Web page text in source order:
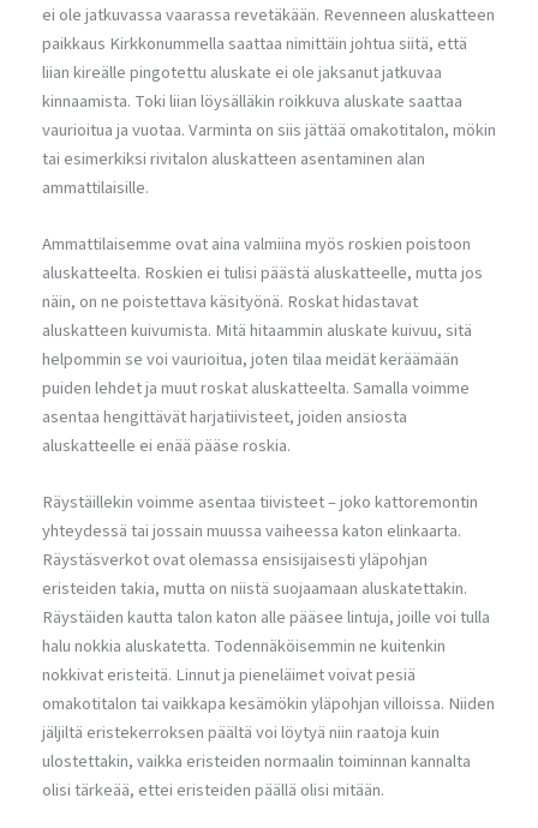
ei ole jatkuvassa vaarassa revetäkään. Revenneen aluskatteen
paikkaus Kirkkonummella saattaa nimittäin johtua siitä, että
liian kireälle pingotettu aluskate ei ole jaksanut jatkuvaa
kinnaamista. Toki liian löysälläkin roikkuva aluskate saattaa
vaurioitua ja vuotaa. Varminta on siis jättää omakotitalon, mökin
tai esimerkiksi rivitalon aluskatteen asentaminen alan
ammattilaisille.
Ammattilaisemme ovat aina valmiina myös roskien poistoon
aluskatteelta. Roskien ei tulisi päästä aluskatteelle, mutta jos
näin, on ne poistettava käsityönä. Roskat hidastavat
aluskatteen kuivumista. Mitä hitaammin aluskate kuivuu, sitä
helpommin se voi vaurioitua, joten tilaa meidät keräämään
puiden lehdet ja muut roskat aluskatteelta. Samalla voimme
asentaa hengittävät harjatiivisteet, joiden ansiosta
aluskatteelle ei enää pääse roskia.
Räystäillekin voimme asentaa tiivisteet – joko kattoremontin
yhteydessä tai jossain muussa vaiheessa katon elinkaarta.
Räystäsverkot ovat olemassa ensisijaisesti yläpohjan
eristeiden takia, mutta on niistä suojaamaan aluskatettakin.
Räystäiden kautta talon katon alle pääsee lintuja, joille voi tulla
halu nokkia aluskatetta. Todennäköisemmin ne kuitenkin
nokkivat eristeitä. Linnut ja pieneläimet voivat pesiä
omakotitalon tai vaikkapa kesämökin yläpohjan villoissa. Niiden
jäljiltä eristekerroksen päältä voi löytyä niin raatoja kuin
ulostettakin, vaikka eristeiden normaalin toiminnan kannalta
olisi tärkeää, ettei eristeiden päällä olisi mitään.